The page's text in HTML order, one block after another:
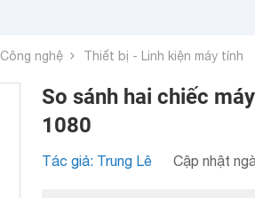
Công nghệ Thiết bị - Linh kiện máy tính
So sánh hai chiếc
1080
Tác giả: Trung Lê Cập nhật